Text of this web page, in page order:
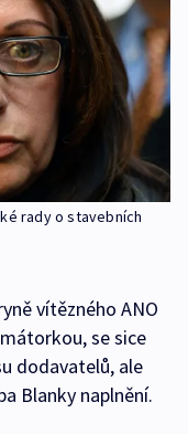
rady o stavebních
vítězného ANO
se sice
dodavatelů, ale
Blanky naplnění.